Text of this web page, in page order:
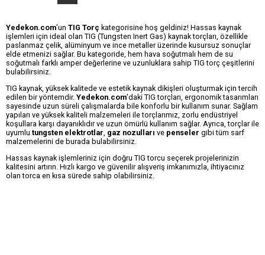
Yedekon.com'un TIG Torç kategorisine hoş geldiniz! Hassas kaynak
işlemleri için ideal olan TIG (Tungsten Inert Gas) kaynak torçları, özellikle
paslanmaz çelik, alüminyum ve ince metaller üzerinde kusursuz sonuçlar
elde etmenizi sağlar. Bu kategoride, hem hava soğutmalı hem de su
soğutmalı farklı amper değerlerine ve uzunluklara sahip TIG torç çeşitlerini
bulabilirsiniz.
TIG kaynak, yüksek kalitede ve estetik kaynak dikişleri oluşturmak için tercih
edilen bir yöntemdir. Yedekon.com'daki TIG torçları, ergonomik tasarımları
sayesinde uzun süreli çalışmalarda bile konforlu bir kullanım sunar. Sağlam
yapıları ve yüksek kaliteli malzemeleri ile torçlarımız, zorlu endüstriyel
koşullara karşı dayanıklıdır ve uzun ömürlü kullanım sağlar. Ayrıca, torçlar ile
uyumlu tungsten elektrotlar, gaz nozulları ve penseler gibi tüm sarf
malzemelerini de burada bulabilirsiniz.
Hassas kaynak işlemleriniz için doğru TIG torcu seçerek projelerinizin
kalitesini artırın. Hızlı kargo ve güvenilir alışveriş imkanımızla, ihtiyacınız
olan torca en kısa sürede sahip olabilirsiniz.